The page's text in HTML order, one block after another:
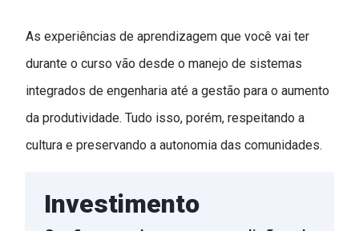
As experiências de aprendizagem que você vai ter
durante o curso vão desde o manejo de sistemas
integrados de engenharia até a gestão para o aumento
da produtividade. Tudo isso, porém, respeitando a
cultura e preservando a autonomia das comunidades.
Investimento